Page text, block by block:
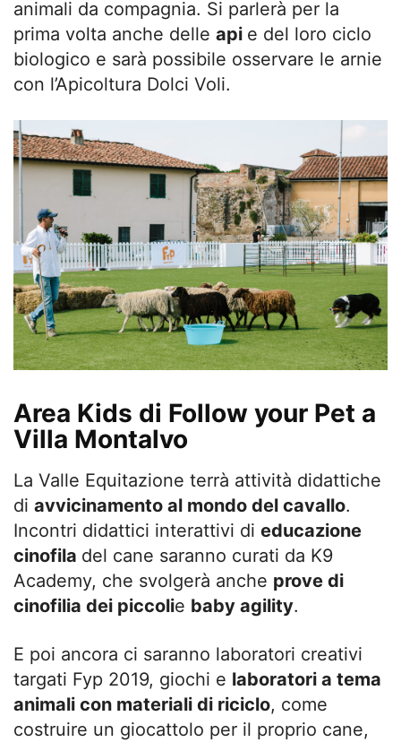
animali da compagnia. Si parlerà per la
prima volta anche delle api e del loro ciclo
biologico e sarà possibile osservare le arnie
con l’Apicoltura Dolci Voli.
Area Kids di Follow your Pet a
Villa Montalvo
La Valle Equitazione terrà attività didattiche
di avvicinamento al mondo del cavallo.
Incontri didattici interattivi di educazione
cinofila del cane saranno curati da K9
Academy, che svolgerà anche prove di
cinofilia dei piccolie baby agility.
E poi ancora ci saranno laboratori creativi
targati Fyp 2019, giochi e laboratori a tema
animali con materiali di riciclo, come
costruire un giocattolo per il proprio cane,